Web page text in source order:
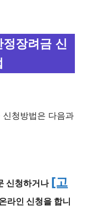
장려금 신
청방법은 다음과
신청하거나 [고
라인 신청을 합니